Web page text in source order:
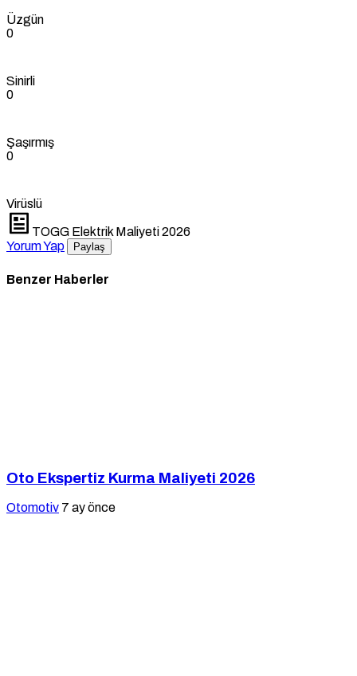
Üzgün
0
Sinirli
0
Şaşırmış
0
Virüslü
TOGG Elektrik Maliyeti 2026
Yorum Yap
Paylaş
Benzer Haberler
Oto Ekspertiz Kurma Maliyeti 2026
Otomotiv 7 ay önce